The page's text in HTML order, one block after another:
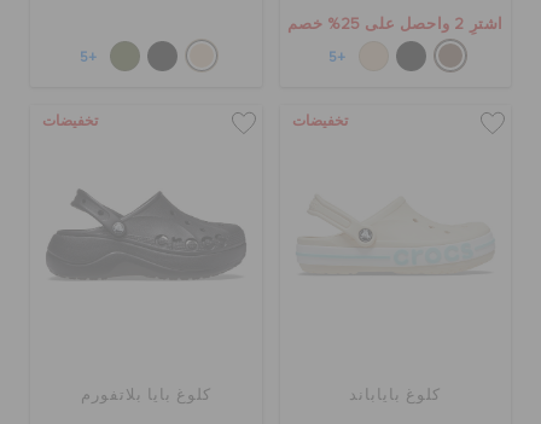
اشترِ 2 واحصل على 25% خصم
+5
+5
تخفيضات
كلوغ باياباند
تخفيضات
كلوغ بايا بلاتفورم